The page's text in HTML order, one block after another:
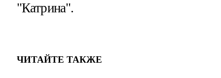
"Катрина".
ЧИТАЙТЕ ТАКЖЕ